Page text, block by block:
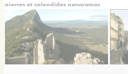
pierres et splendides panoramas